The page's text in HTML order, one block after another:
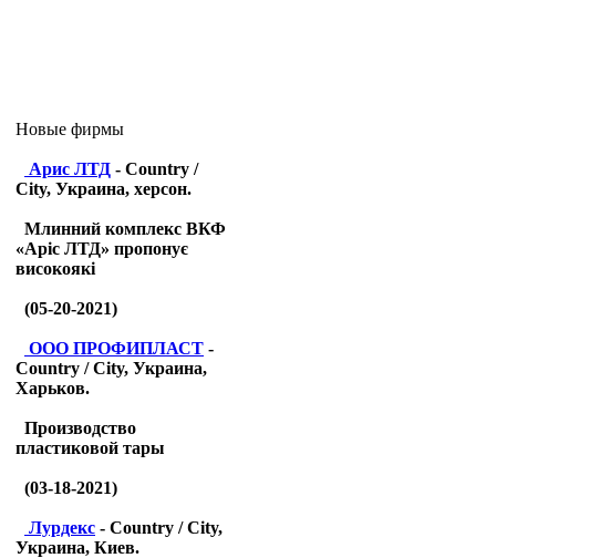
Новые фирмы
Арис ЛТД - Country /
City, Украина, херсон.
Млинний комплекс ВКФ
«Аріс ЛТД» пропонує
високоякі
(05-20-2021)
ООО ПРОФИПЛАСТ -
Country / City, Украина,
Харьков.
Производство
пластиковой тары
(03-18-2021)
Лурдекс - Country / City,
Украина, Киев.